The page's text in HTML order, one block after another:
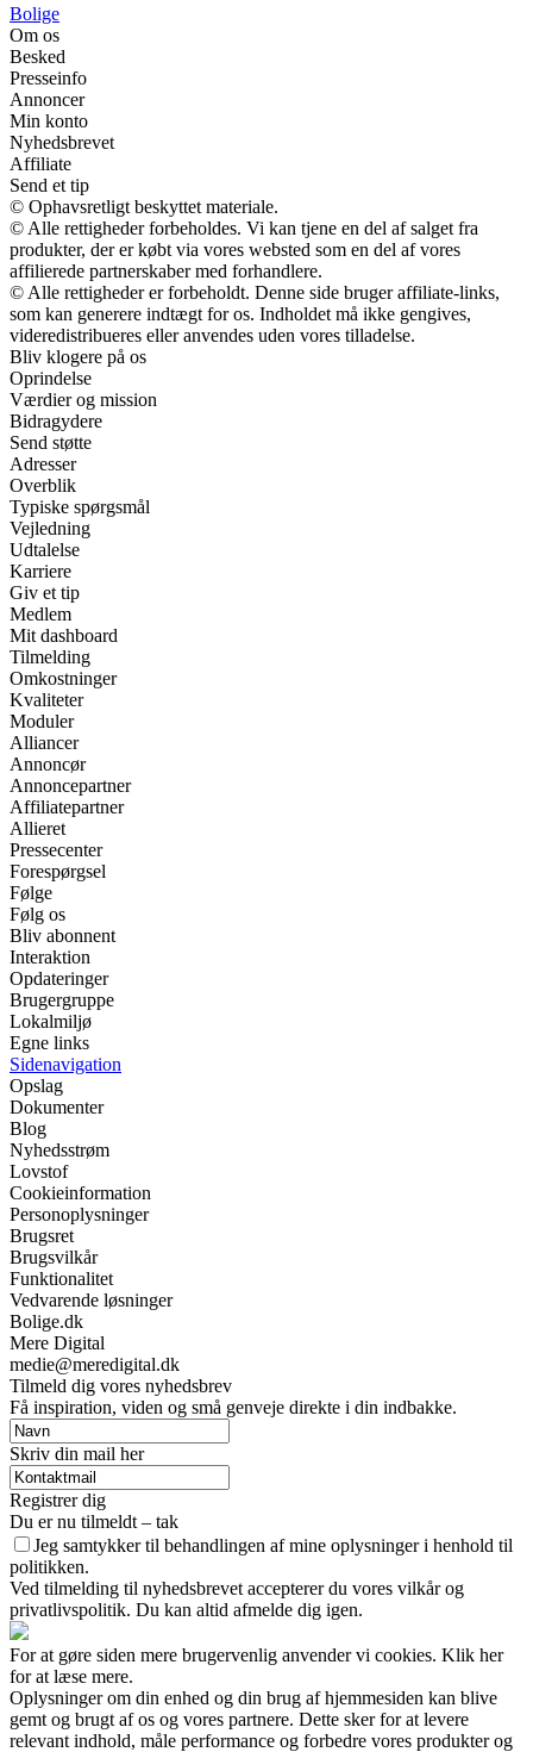
Bolige
Om os
Besked
Presseinfo
Annoncer
Min konto
Nyhedsbrevet
Affiliate
Send et tip
© Ophavsretligt beskyttet materiale.
© Alle rettigheder forbeholdes. Vi kan tjene en del af salget fra
produkter, der er købt via vores websted som en del af vores
affilierede partnerskaber med forhandlere.
© Alle rettigheder er forbeholdt. Denne side bruger affiliate-links,
som kan generere indtægt for os. Indholdet må ikke gengives,
videredistribueres eller anvendes uden vores tilladelse.
Bliv klogere på os
Oprindelse
Værdier og mission
Bidragydere
Send støtte
Adresser
Overblik
Typiske spørgsmål
Vejledning
Udtalelse
Karriere
Giv et tip
Medlem
Mit dashboard
Tilmelding
Omkostninger
Kvaliteter
Moduler
Alliancer
Annoncør
Annoncepartner
Affiliatepartner
Allieret
Pressecenter
Forespørgsel
Følge
Følg os
Bliv abonnent
Interaktion
Opdateringer
Brugergruppe
Lokalmiljø
Egne links
Sidenavigation
Opslag
Dokumenter
Blog
Nyhedsstrøm
Lovstof
Cookieinformation
Personoplysninger
Brugsret
Brugsvilkår
Funktionalitet
Vedvarende løsninger
Bolige.dk
Mere Digital
medie@meredigital.dk
Tilmeld dig vores nyhedsbrev
Få inspiration, viden og små genveje direkte i din indbakke.
Skriv din mail her
Registrer dig
Du er nu tilmeldt – tak
Jeg samtykker til behandlingen af mine oplysninger i henhold til
politikken.
Ved tilmelding til nyhedsbrevet accepterer du vores vilkår og
privatlivspolitik. Du kan altid afmelde dig igen.
For at gøre siden mere brugervenlig anvender vi cookies. Klik her
for at læse mere.
Oplysninger om din enhed og din brug af hjemmesiden kan blive
gemt og brugt af os og vores partnere. Dette sker for at levere
relevant indhold, måle performance og forbedre vores produkter og